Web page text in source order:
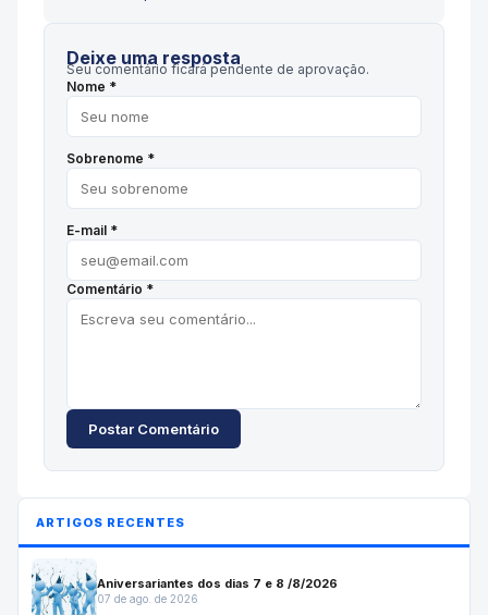
Deixe uma resposta
Seu comentário ficará pendente de aprovação.
Nome *
Sobrenome *
E-mail *
Comentário *
Postar Comentário
ARTIGOS RECENTES
Aniversariantes dos dias 7 e 8 /8/2026
07 de ago. de 2026